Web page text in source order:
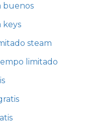
buenos
keys
steam
limitado